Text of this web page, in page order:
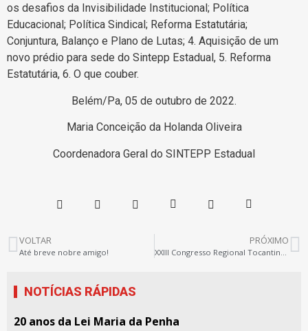
os desafios da Invisibilidade Institucional; Política
Educacional; Política Sindical; Reforma Estatutária;
Conjuntura, Balanço e Plano de Lutas; 4. Aquisição de um
novo prédio para sede do Sintepp Estadual, 5. Reforma
Estatutária, 6. O que couber.
Belém/Pa, 05 de outubro de 2022.
Maria Conceição da Holanda Oliveira
Coordenadora Geral do SINTEPP Estadual
VOLTAR
Até breve nobre amigo!
PRÓXIMO
NOTÍCIAS RÁPIDAS
20 anos da Lei Maria da Penha